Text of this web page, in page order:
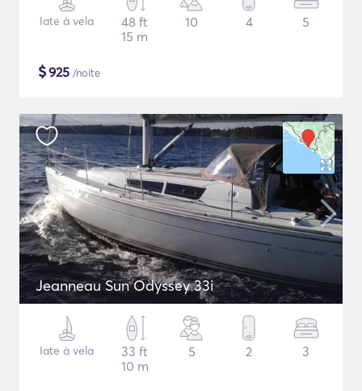
Iate à vela
48 ft
15 m
10 4 5
$925 /noite
Jeanneau Sun Odyssey 33i
Iate à vela
33 ft
10 m
5 2 3